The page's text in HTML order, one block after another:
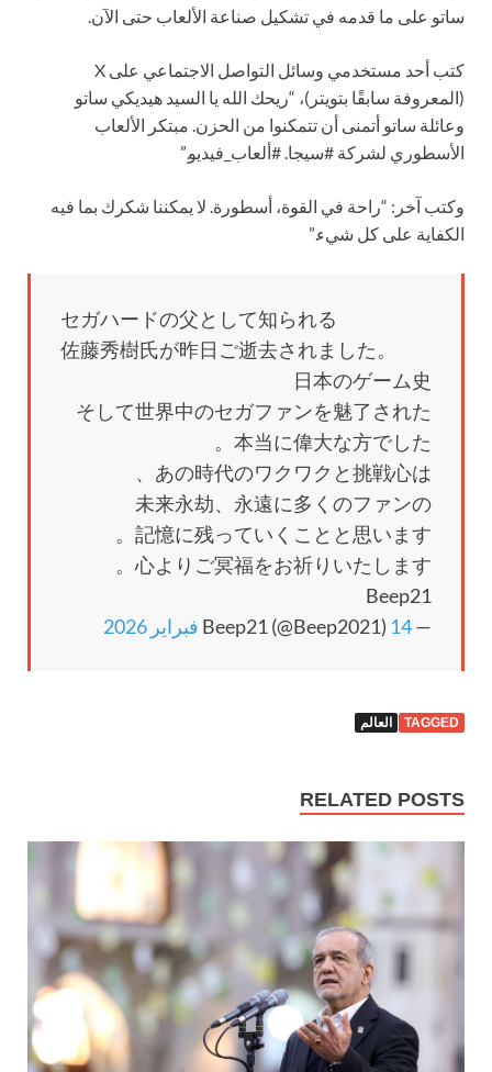
ساتو على ما قدمه في تشكيل صناعة الألعاب حتى الآن.
كتب أحد مستخدمي وسائل التواصل الاجتماعي على X
(المعروفة سابقًا بتويتر)، “ريحك الله يا السيد هيديكي ساتو
وعائلة ساتو أتمنى أن تتمكنوا من الحزن. مبتكر الألعاب
الأسطوري لشركة #سيجا. #ألعاب_فيديو.”
وكتب آخر: “راحة في القوة، أسطورة. لا يمكننا شكرك بما فيه
الكفاية على كل شيء.”
セガハードの父として知られる
佐藤秀樹氏が昨日ご逝去されました。
日本のゲーム史
そして世界中のセガファンを魅了された
本当に偉大な方でした。
あの時代のワクワクと挑戦心は、
未来永劫、永遠に多くのファンの
記憶に残っていくことと思います。
心よりご冥福をお祈りいたします。
Beep21
— Beep21 (@Beep2021)14 فبراير 2026
TAGGED العالم
RELATED POSTS